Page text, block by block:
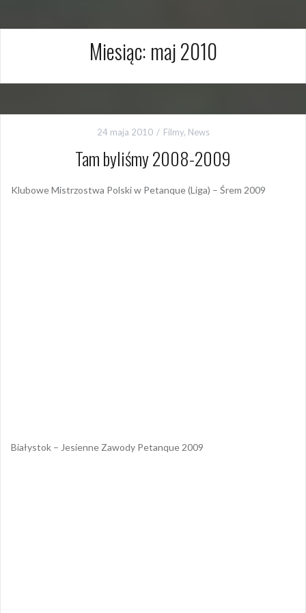
Miesiąc: maj 2010
24 maja 2010 Filmy, News
Tam byliśmy 2008-2009
Klubowe Mistrzostwa Polski w Petanque (Liga) – Śrem 2009
Białystok – Jesienne Zawody Petanque 2009